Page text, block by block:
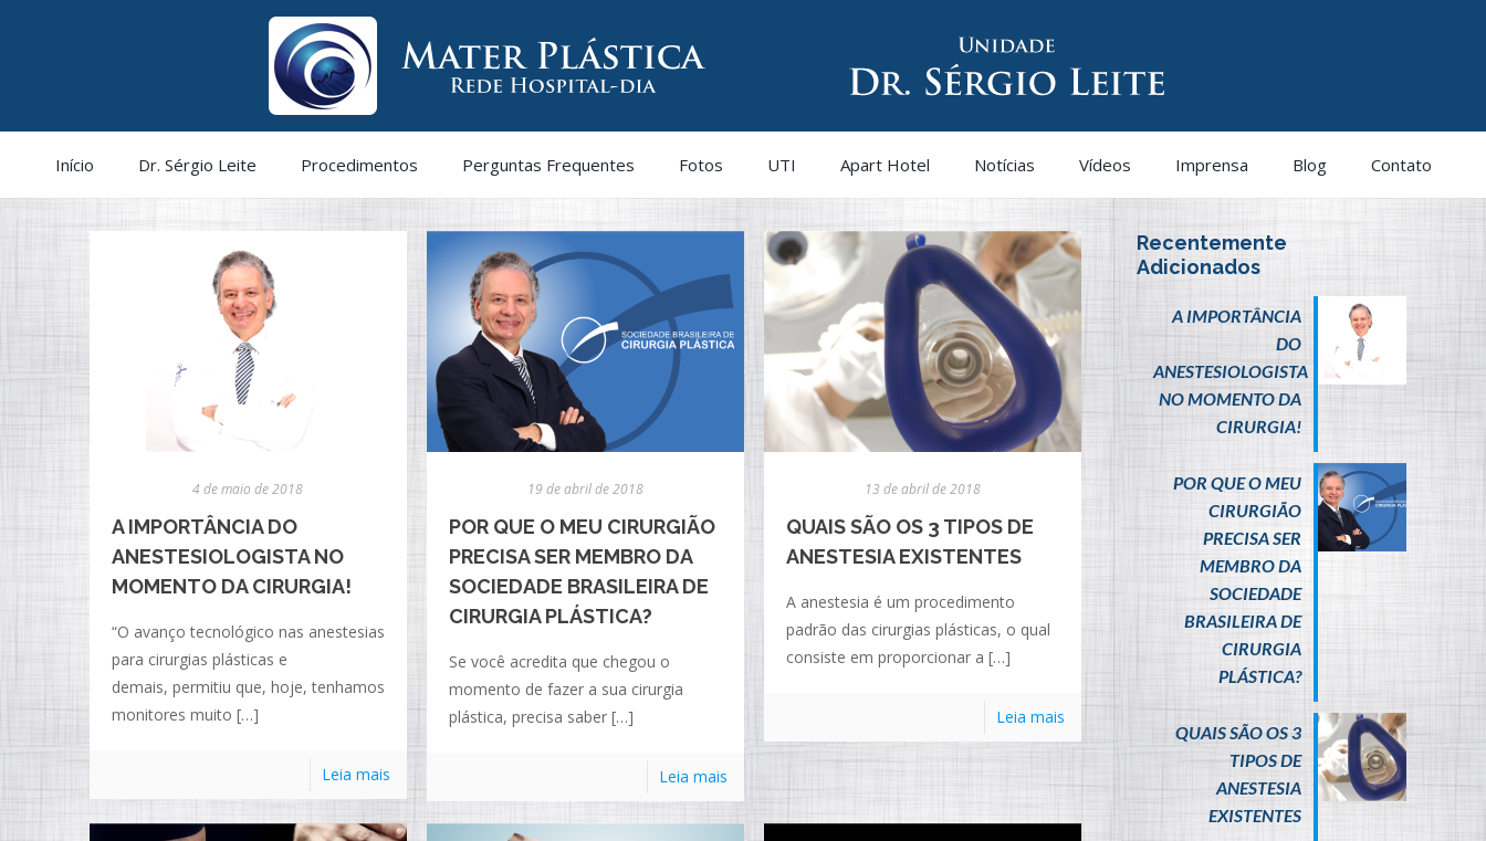
Início Dr. Sérgio Leite Procedimentos Perguntas Frequentes Fotos UTI Apart Hotel Notícias Vídeos Imprensa Blog Contato
4 de maio de 2018
A IMPORTÂNCIA DO
ANESTESIOLOGISTA NO
MOMENTO DA CIRURGIA!
“O avanço tecnológico nas anestesias
para cirurgias plásticas e
demais, permitiu que, hoje, tenhamos
monitores muito […]
Leia mais
19 de abril de 2018
POR QUE O MEU CIRURGIÃO
PRECISA SER MEMBRO DA
SOCIEDADE BRASILEIRA DE
CIRURGIA PLÁSTICA?
Se você acredita que chegou o
momento de fazer a sua cirurgia
plástica, precisa saber[…]
Leia mais
13 de abril de 2018
QUAIS SÃO OS 3 TIPOS DE
ANESTESIA EXISTENTES
A anestesia é um procedimento
padrão das cirurgias plásticas, o qual
consiste em proporcionar a […]
Leia mais
Recentemente
Adicionados
A IMPORTÂNCIA
DO
ANESTESIOLOGISTA
NO MOMENTO DA
CIRURGIA!
POR QUE O MEU
CIRURGIÃO
PRECISA SER
MEMBRO DA
SOCIEDADE
BRASILEIRA DE
CIRURGIA
PLÁSTICA?
QUAIS SÃO OS 3
TIPOS DE
ANESTESIA
EXISTENTES